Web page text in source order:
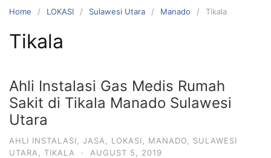
Home LOKASI Sulawesi Utara Manado Tikala
Tikala
Ahli Instalasi Gas Medis Rumah
Sakit di Tikala Manado Sulawesi
Utara
AHLI INSTALASI JASA LOKASI MANADO
SULAWESI
UTARA
TIKALA · AUGUST 5, 2019